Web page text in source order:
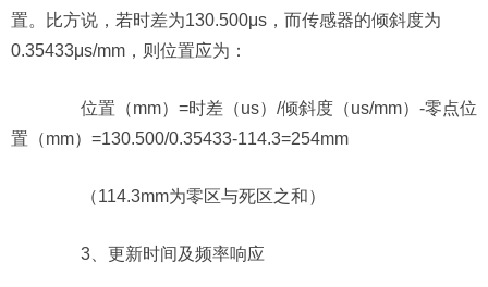
置。比方说，若时差为130.500μs，而传感器的倾斜度为
0.35433μs/mm，则位置应为：
位置（mm）=时差（us）/倾斜度（us/mm）-零点位
置（mm）=130.500/0.35433-114.3=254mm
（114.3mm为零区与死区之和）
3、更新时间及频率响应